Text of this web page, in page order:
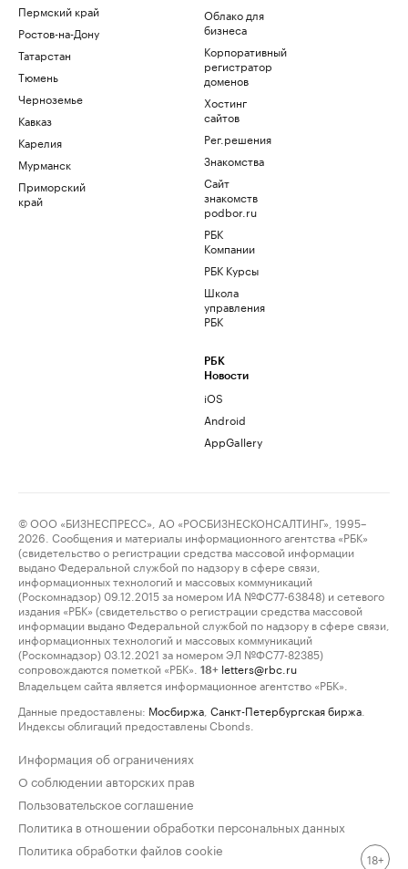
Пермский край
Ростов-на-Дону
Татарстан
Тюмень
Черноземье
Кавказ
Карелия
Мурманск
Приморский
край
Облако для
бизнеса
Корпоративный
регистратор
доменов
Хостинг
сайтов
Рег.решения
Знакомства
Сайт
знакомств
podbor.ru
РБК
Компании
РБК Курсы
Школа
управления
РБК
РБК
Новости
iOS
Android
AppGallery
© ООО «БИЗНЕСПРЕСС», АО «РОСБИЗНЕСКОНСАЛТИНГ», 1995–
2026. Сообщения и материалы информационного агентства «РБК»
(свидетельство о регистрации средства массовой информации
выдано Федеральной службой по надзору в сфере связи,
информационных технологий и массовых коммуникаций
(Роскомнадзор) 09.12.2015 за номером ИА №ФС77-63848) и сетевого
издания «РБК» (свидетельство о регистрации средства массовой
информации выдано Федеральной службой по надзору в сфере связи,
информационных технологий и массовых коммуникаций
(Роскомнадзор) 03.12.2021 за номером ЭЛ №ФС77-82385)
сопровождаются пометкой «РБК».
18+ letters@rbc.ru
Владельцем сайта является информационное агентство «РБК».
Данные предоставлены: Мосбиржа Санкт-Петербургская биржа
Индексы облигаций предоставлены Cbonds.
Информация об ограничениях
О соблюдении авторских прав
Пользовательское соглашение
Политика в отношении обработки персональных данных
Политика обработки файлов cookie
18+